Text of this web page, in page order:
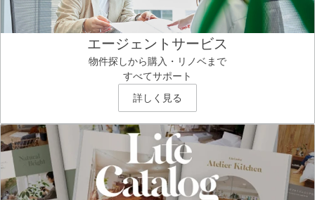
エージェントサービス
物件探しから購入・リノベまで
すべてサポート
詳しく見る